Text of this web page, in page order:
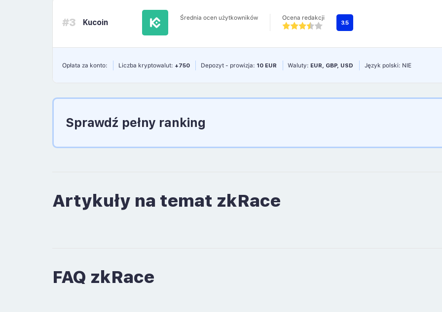
#3 Kucoin Średnia ocen użytkowników Ocena redakcji
3.5
Opłata za konto: Liczba kryptowalut: +750 Depozyt - prowizja: 10 EUR Waluty: EUR, GBP, USD Język polski: NIE
Sprawdź pełny ranking
Artykuły na temat zkRace
FAQ zkRace